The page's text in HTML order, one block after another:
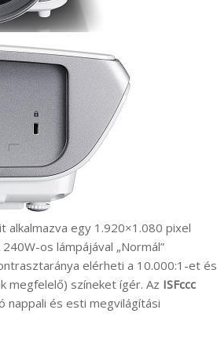
alkalmazva egy 1.920×1.080 pixel
os lámpájával „Normál”
elérheti a 10.000:1-et és
megfelelő) színeket ígér. Az ISFccc
nappali és esti megvilágítási